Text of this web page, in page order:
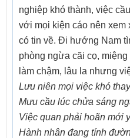
nghiệp khó thành, việc
với mọi kiện cáo nên
có tin về. Đi hướng Nam
phòng ngừa cãi cọ,
làm chậm, lâu la nhưng
Lưu niên mọi việc khó
Mưu cầu lúc chửa sáng
Việc quan phải hoãn mới
Hành nhân đang tính